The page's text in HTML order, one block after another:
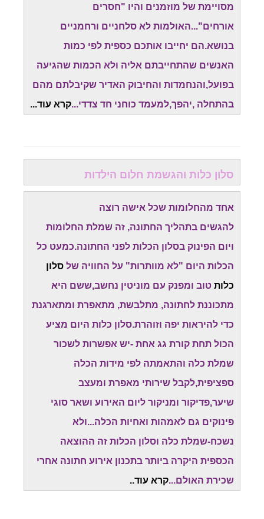
מסויימת של מוזמנים והיו "חסרים
אורחים"...האולמות לא סלחניים ורחמניים
בנושא.הם יחייבו אותכם כספית לפי כמות
האנשים שהתחייבתם אליה ולא הכמות שהגיעה
בפועל,והנחמדות והחיבוק האדיר שקיבלתם מהם
בהתחלה ,יהפך,למעמד כוחני חד צדדי...קרא עוד...
סלון כלות והגשמת חלום הילדות
אחד מהחלומות שכל אישה רוצה
להגשים בתהליך החתונה, זה שמלת החלומות
ויום הפינוק בסלון הכלות לפני החתונה.כמעט כל
הכלות היום "לא מוותרות" על החוויה של סלון
כלות טוב ומפנק עם מוניטין נחשב,ששם היא
מתכוננת לחתונה, מתלבשת, מתאפרת ומתארגנת
כדי להיראות יפה וזוהרת.סלון כלות היום מציע
הכול תחת קורת גג אחת -יש אפשרות לשכור
שמלת כלה והתאמתה לפי מידות הכלה
ספציפית,לקבל שירותי מאפרת ומעצב
שיער,פדיקור ומניקור ליום האירוע ושאר סוגי
פינוקים גם לאמהות ואחיות הכלה...ולא
נשכח-שמלת כלה וסלון הכלות זה ההוצאה
הכספית היקרה ביותר בתכנון אירוע חתונה אחרי
שכירת האולם...קרא עוד..